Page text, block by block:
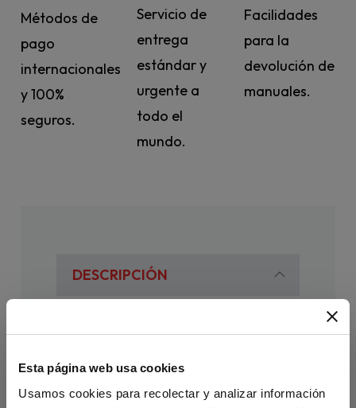
Esta página web usa cookies
Usamos cookies para recolectar y analizar información
Métodos de
pago
internacionales
y 100%
seguros.
Servicio de
entrega
estándar y
urgente a
todo el
mundo.
Facilidades
para la
devolución de
manuales.
DESCRIPCIÓN
Conserva lo esencial de
éxito de tus clases.